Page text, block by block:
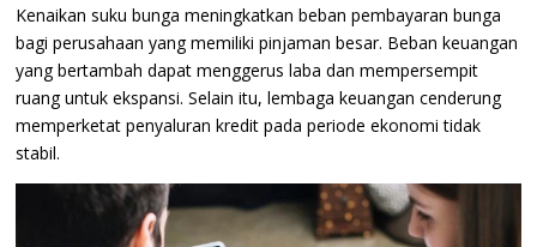
Kenaikan suku bunga meningkatkan beban pembayaran bunga
bagi perusahaan yang memiliki pinjaman besar. Beban keuangan
yang bertambah dapat menggerus laba dan mempersempit
ruang untuk ekspansi. Selain itu, lembaga keuangan cenderung
memperketat penyaluran kredit pada periode ekonomi tidak
stabil.